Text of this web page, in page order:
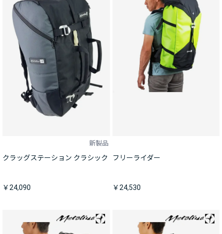
新製品
クラッグステーション クラシック
￥24,090
フリーライダー
￥24,530